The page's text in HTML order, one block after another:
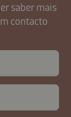
saber mais
contacto